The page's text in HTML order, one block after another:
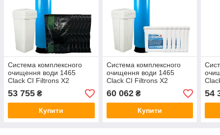
Система комплексного
очищення води 1465
Clack CI Filtrons X2
53 755 ₴
Купити
Система комплексного
очищення води 1465
Clack CI Filtrons X2
60 062₴
Купити
54